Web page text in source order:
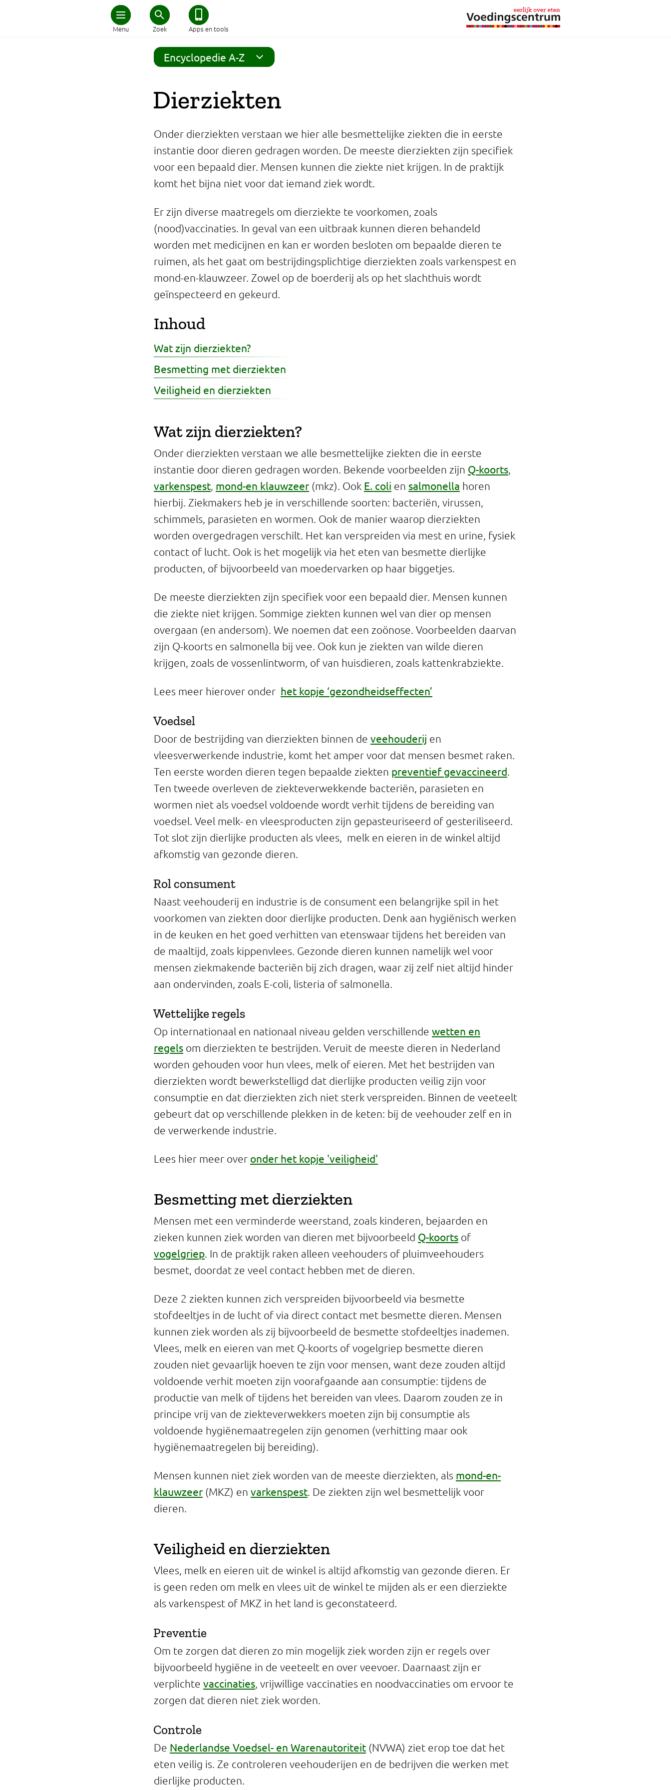
Menu Zoek Apps en tools
Home
Schijf van Vijf
Afvallen
Zwanger en kind
Duurzaam eten
Professionals
Eetomgevingen
Encyclopedie A-Z
Dierziekten
Onder dierziekten verstaan we hier alle besmettelijke ziekten die in eerste
instantie door dieren gedragen worden. De meeste dierziekten zijn specifiek
voor een bepaald dier. Mensen kunnen die ziekte niet krijgen. In de praktijk
komt het bijna niet voor dat iemand ziek wordt.
Er zijn diverse maatregels om dierziekte te voorkomen, zoals
(nood)vaccinaties. In geval van een uitbraak kunnen dieren behandeld
worden met medicijnen en kan er worden besloten om bepaalde dieren te
ruimen, als het gaat om bestrijdingsplichtige dierziekten zoals varkenspest en
mond-en-klauwzeer. Zowel op de boerderij als op het slachthuis wordt
geïnspecteerd en gekeurd.
Inhoud
Wat zijn dierziekten?
Besmetting met dierziekten
Veiligheid en dierziekten
Wat zijn dierziekten?
Onder dierziekten verstaan we alle besmettelijke ziekten die in eerste
instantie door dieren gedragen worden. Bekende voorbeelden zijn Q-koorts,
varkenspest, mond-en klauwzeer (mkz). Ook E. coli en salmonella horen
hierbij. Ziekmakers heb je in verschillende soorten: bacteriën, virussen,
schimmels, parasieten en wormen. Ook de manier waarop dierziekten
worden overgedragen verschilt. Het kan verspreiden via mest en urine, fysiek
contact of lucht. Ook is het mogelijk via het eten van besmette dierlijke
producten, of bijvoorbeeld van moedervarken op haar biggetjes.
De meeste dierziekten zijn specifiek voor een bepaald dier. Mensen kunnen
die ziekte niet krijgen. Sommige ziekten kunnen wel van dier op mensen
overgaan (en andersom). We noemen dat een zoönose. Voorbeelden daarvan
zijn Q-koorts en salmonella bij vee. Ook kun je ziekten van wilde dieren
krijgen, zoals de vossenlintworm, of van huisdieren, zoals kattenkrabziekte.
Lees meer hierover onder het kopje ‘gezondheidseffecten’
Voedsel
Door de bestrijding van dierziekten binnen de veehouderij en
vleesverwerkende industrie, komt het amper voor dat mensen besmet raken.
Ten eerste worden dieren tegen bepaalde ziekten preventief gevaccineerd.
Ten tweede overleven de ziekteverwekkende bacteriën, parasieten en
wormen niet als voedsel voldoende wordt verhit tijdens de bereiding van
voedsel. Veel melk- en vleesproducten zijn gepasteuriseerd of gesteriliseerd.
Tot slot zijn dierlijke producten als vlees, melk en eieren in de winkel altijd
afkomstig van gezonde dieren.
Rol consument
Naast veehouderij en industrie is de consument een belangrijke spil in het
voorkomen van ziekten door dierlijke producten. Denk aan hygiënisch werken
in de keuken en het goed verhitten van etenswaar tijdens het bereiden van
de maaltijd, zoals kippenvlees. Gezonde dieren kunnen namelijk wel voor
mensen ziekmakende bacteriën bij zich dragen, waar zij zelf niet altijd hinder
aan ondervinden, zoals E-coli, listeria of salmonella.
Wettelijke regels
Op internationaal en nationaal niveau gelden verschillende wetten en
regels om dierziekten te bestrijden. Veruit de meeste dieren in Nederland
worden gehouden voor hun vlees, melk of eieren. Met het bestrijden van
dierziekten wordt bewerkstelligd dat dierlijke producten veilig zijn voor
consumptie en dat dierziekten zich niet sterk verspreiden. Binnen de veeteelt
gebeurt dat op verschillende plekken in de keten: bij de veehouder zelf en in
de verwerkende industrie.
Lees hier meer over onder het kopje 'veiligheid'
Besmetting met dierziekten
Mensen met een verminderde weerstand, zoals kinderen, bejaarden en
zieken kunnen ziek worden van dieren met bijvoorbeeld Q-koorts of
vogelgriep. In de praktijk raken alleen veehouders of pluimveehouders
besmet, doordat ze veel contact hebben met de dieren.
Deze 2 ziekten kunnen zich verspreiden bijvoorbeeld via besmette
stofdeeltjes in de lucht of via direct contact met besmette dieren. Mensen
kunnen ziek worden als zij bijvoorbeeld de besmette stofdeeltjes inademen.
Vlees, melk en eieren van met Q-koorts of vogelgriep besmette dieren
zouden niet gevaarlijk hoeven te zijn voor mensen, want deze zouden altijd
voldoende verhit moeten zijn voorafgaande aan consumptie: tijdens de
productie van melk of tijdens het bereiden van vlees. Daarom zouden ze in
principe vrij van de ziekteverwekkers moeten zijn bij consumptie als
voldoende hygiënemaatregelen zijn genomen (verhitting maar ook
hygiënemaatregelen bij bereiding).
Mensen kunnen niet ziek worden van de meeste dierziekten, als mond-en-
klauwzeer (MKZ) en varkenspest. De ziekten zijn wel besmettelijk voor
dieren.
Veiligheid en dierziekten
Vlees, melk en eieren uit de winkel is altijd afkomstig van gezonde dieren. Er
is geen reden om melk en vlees uit de winkel te mijden als er een dierziekte
als varkenspest of MKZ in het land is geconstateerd.
Preventie
Om te zorgen dat dieren zo min mogelijk ziek worden zijn er regels over
bijvoorbeeld hygiëne in de veeteelt en over veevoer. Daarnaast zijn er
verplichte vaccinaties, vrijwillige vaccinaties en noodvaccinaties om ervoor te
zorgen dat dieren niet ziek worden.
Controle
De Nederlandse Voedsel- en Warenautoriteit (NVWA) ziet erop toe dat het
eten veilig is. Ze controleren veehouderijen en de bedrijven die werken met
dierlijke producten.